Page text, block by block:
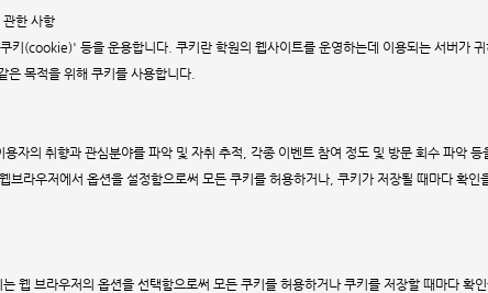
한 사항
키(cookie)' 등을 운용합니다. 쿠키란 학원의 웹사이트를 운영하는데 이용되는 서버가
목적을 위해 쿠키를 사용합니다.
자의 취향과 관심분야를 파악 및 자취 추적, 각종 이벤트 참여 정도 및 방문 회수 파악
라우저에서 옵션을 설정함으로써 모든 쿠키를 허용하거나, 쿠키가 저장될 때마다 확인
웹 브라우저의 옵션을 선택함으로써 모든 쿠키를 허용하거나 쿠키를 저장할 때마다 확